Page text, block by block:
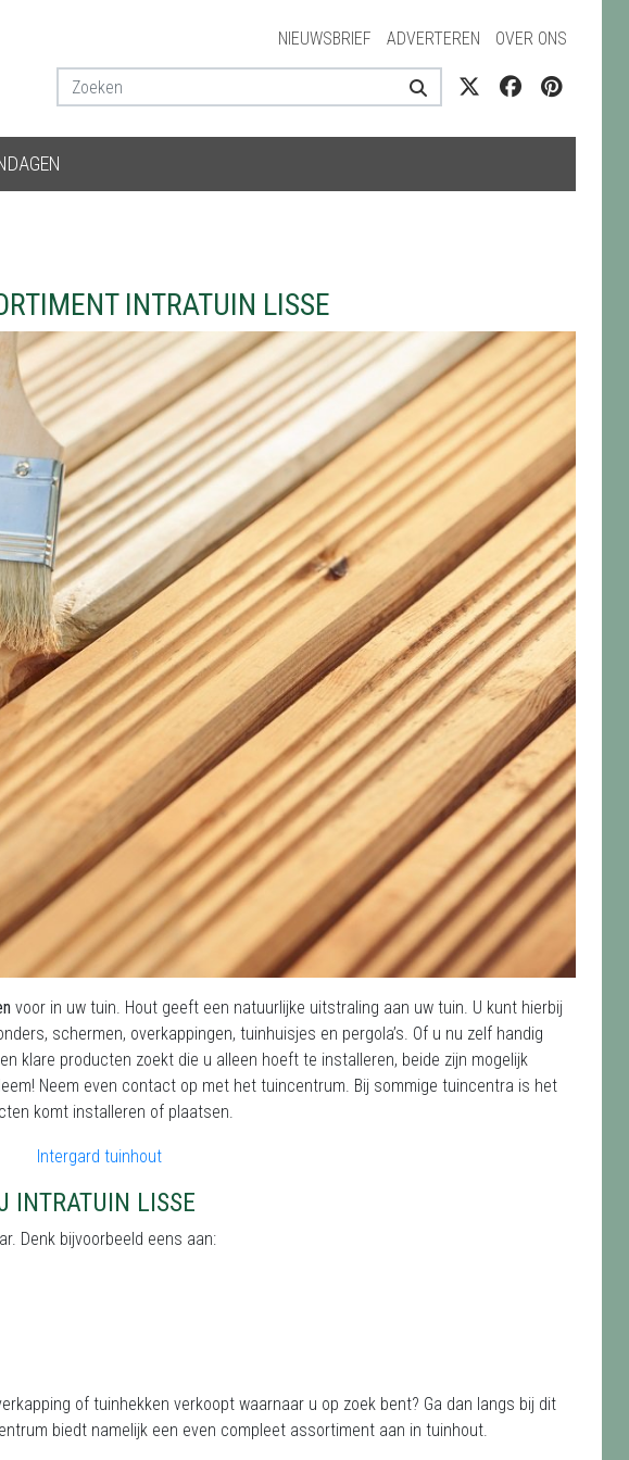
NIEUWSBRIEF ADVERTEREN OVER ONS
INTRATUIN LISSE
voor in uw tuin. Hout geeft een natuurlijke uitstraling aan uw tuin. U kunt hierbij
schermen, overkappingen, tuinhuisjes en pergola’s. Of u nu zelf handig
klare producten zoekt die u alleen hoeft te installeren, beide zijn mogelijk
Neem even contact op met het tuincentrum. Bij sommige tuincentra is het
komt installeren of plaatsen.
INTRATUIN LISSE
Denk bijvoorbeeld eens aan:
of tuinhekken verkoopt waarnaar u op zoek bent? Ga dan langs bij dit
biedt namelijk een even compleet assortiment aan in tuinhout.